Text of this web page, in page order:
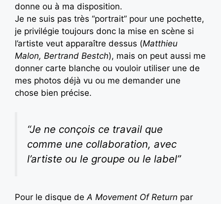
donne ou à ma disposition.
Je ne suis pas très “portrait” pour une pochette,
je privilégie toujours donc la mise en scène si
l’artiste veut apparaître dessus (Matthieu
Malon, Bertrand Bestch), mais on peut aussi me
donner carte blanche ou vouloir utiliser une de
mes photos déjà vu ou me demander une
chose bien précise.
“Je ne conçois ce travail que
comme une collaboration, avec
l’artiste ou le groupe ou le label”
Pour le disque deA Movement Of Return par